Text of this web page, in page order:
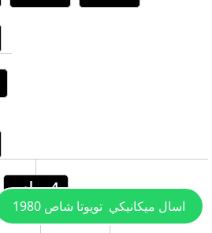
4 رانر
اسال ميكانيكي تويوتا شاص 1980